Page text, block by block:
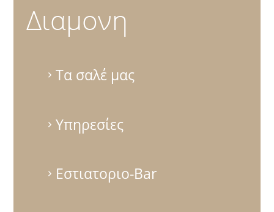
Διαμονη
Τα σαλέ μας
Υπηρεσίες
Εστιατοριο-Bar